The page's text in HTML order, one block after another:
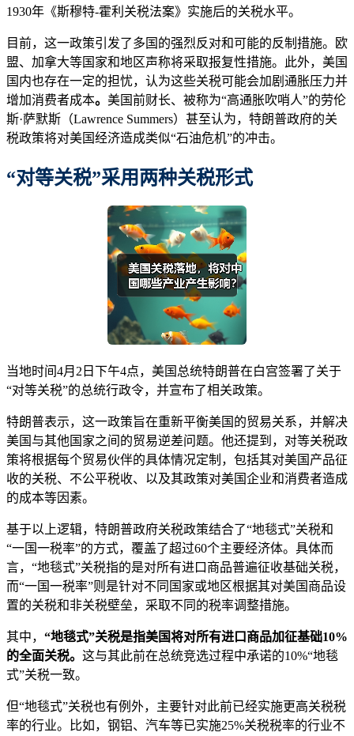
1930年《斯穆特-霍利关税法案》实施后的关税水平。
目前，这一政策引发了多国的强烈反对和可能的反制措施。欧
盟、加拿大等国家和地区声称将采取报复性措施。此外，美国
国内也存在一定的担忧，认为这些关税可能会加剧通胀压力并
增加消费者成本。 美国前财长、被称为“高通胀吹哨人”的劳伦
斯·萨默斯（Lawrence Summers）甚至认为，特朗普政府的关
税政策将对美国经济造成类似“石油危机”的冲击。
“对等关税”采用两种关税形式
当地时间4月2日下午4点，美国总统特朗普在白宫签署了关于
“对等关税”的总统行政令，并宣布了相关政策。
特朗普表示，这一政策旨在重新平衡美国的贸易关系，并解决
美国与其他国家之间的贸易逆差问题。他还提到，对等关税政
策将根据每个贸易伙伴的具体情况定制，包括其对美国产品征
收的关税、不公平税收、以及其政策对美国企业和消费者造成
的成本等因素。
基于以上逻辑，特朗普政府关税政策结合了“地毯式”关税和
“一国一税率”的方式，覆盖了超过60个主要经济体。具体而
言，“地毯式”关税指的是对所有进口商品普遍征收基础关税，
而“一国一税率”则是针对不同国家或地区根据其对美国商品设
置的关税和非关税壁垒，采取不同的税率调整措施。
其中， “地毯式”关税是指美国将对所有进口商品加征基础10%
的全面关税。 这与其此前在总统竞选过程中承诺的10%“地毯
式”关税一致。
但“地毯式”关税也有例外，主要针对此前已经实施更高关税税
率的行业。比如，钢铝、汽车等已实施25%关税税率的行业不